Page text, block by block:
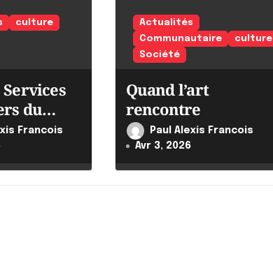
culture
Services
du
Francois
Actualités
Communautaire
culture
Société
Quand l’art
rencontre
Paul Alexis Francois
Avr 3, 2026